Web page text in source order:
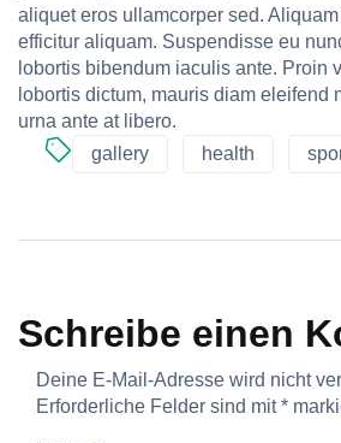
aliquet eros ullamcorper sed.
efficitur aliquam. Suspendisse eu
lobortis bibendum iaculis ante. Proin
lobortis dictum, mauris diam eleifend
urna ante at libero.
gallery
health
Schreibe einen
Deine E-Mail-Adresse wird nicht
Erforderliche Felder sind mit*